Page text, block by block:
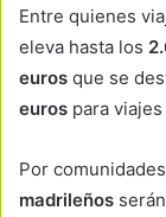
Entre quienes
eleva hasta los
euros que se
euros para
Por
madrileños